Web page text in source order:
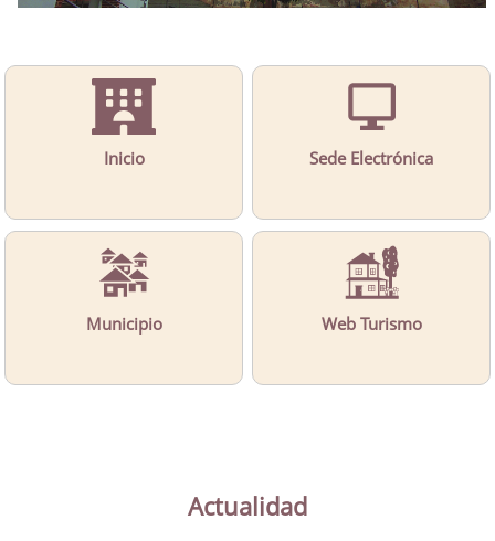
Inicio Sede Electrónica
Municipio Web Turismo
Actualidad